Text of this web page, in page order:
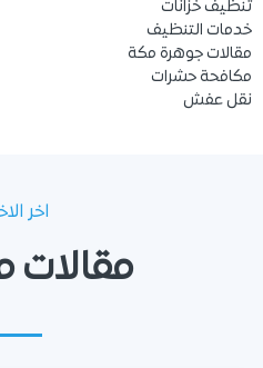
تنظيف خزانات
خدمات التنظيف
مقالات جوهرة مكة
مكافحة حشرات
نقل عفش
اخر
مقالات